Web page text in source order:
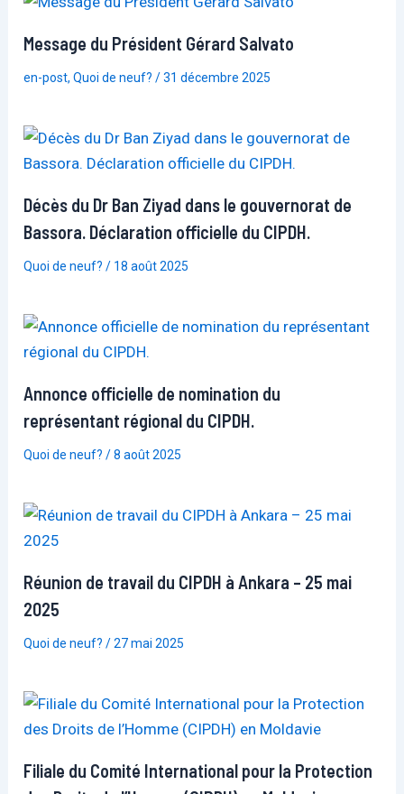
Message du Président Gérard Salvato
en-post,Quoi de neuf? /31 décembre 2025
Décès du Dr Ban Ziyad dans le gouvernorat de
Bassora. Déclaration officielle du CIPDH.
Quoi de neuf? / 18 août 2025
Annonce officielle de nomination du
représentant régional du CIPDH.
Quoi de neuf? /8 août 2025
Réunion de travail du CIPDH à Ankara – 25 mai
2025
Quoi de neuf? /27 mai 2025
Filiale du Comité International pour la Protection